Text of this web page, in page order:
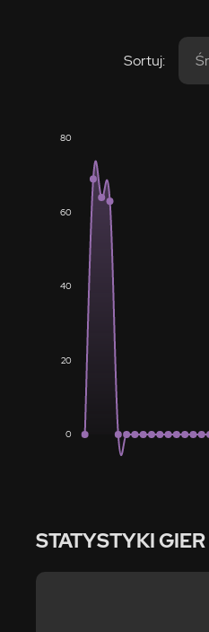
Sortuj:
0
20
40
60
80
STATYSTYKI GIER